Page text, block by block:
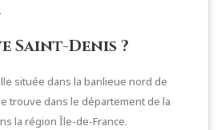
Saint-Denis ?
située dans la banlieue nord de
trouve dans le département de la
la région Île-de-France.